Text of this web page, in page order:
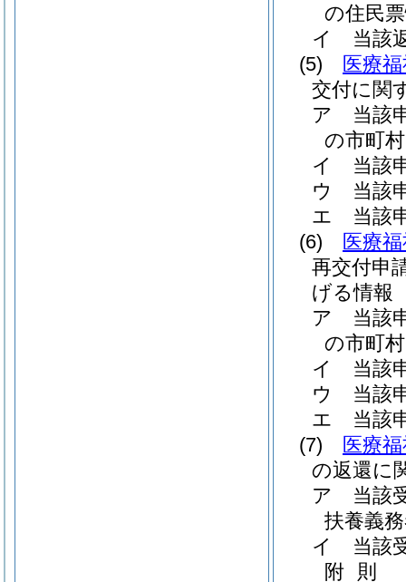
の住民
イ
当該
(5)
医療
交付に関
ア
当該
の市町
イ
当該
ウ
当該
エ
当該
(6)
医療
再交付申
げる情報
ア
当該
の市町
イ
当該
ウ
当該
エ
当該
(7)
医療
の返還に
ア
当該
扶養義
イ
当該
附 則